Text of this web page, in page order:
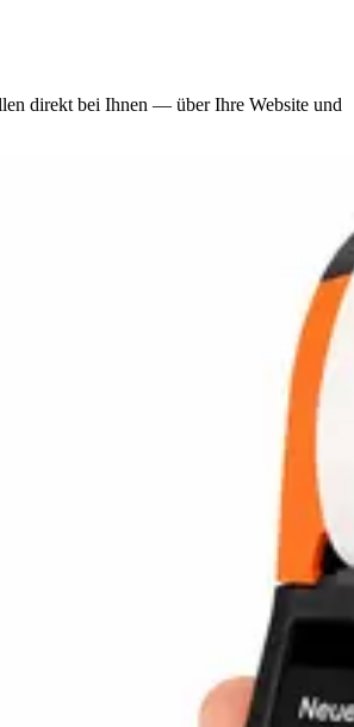
direkt bei Ihnen — über Ihre Website und